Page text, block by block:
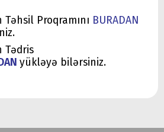
Təhsil Proqramını BURADAN
Tədris
yükləyə bilərsiniz.